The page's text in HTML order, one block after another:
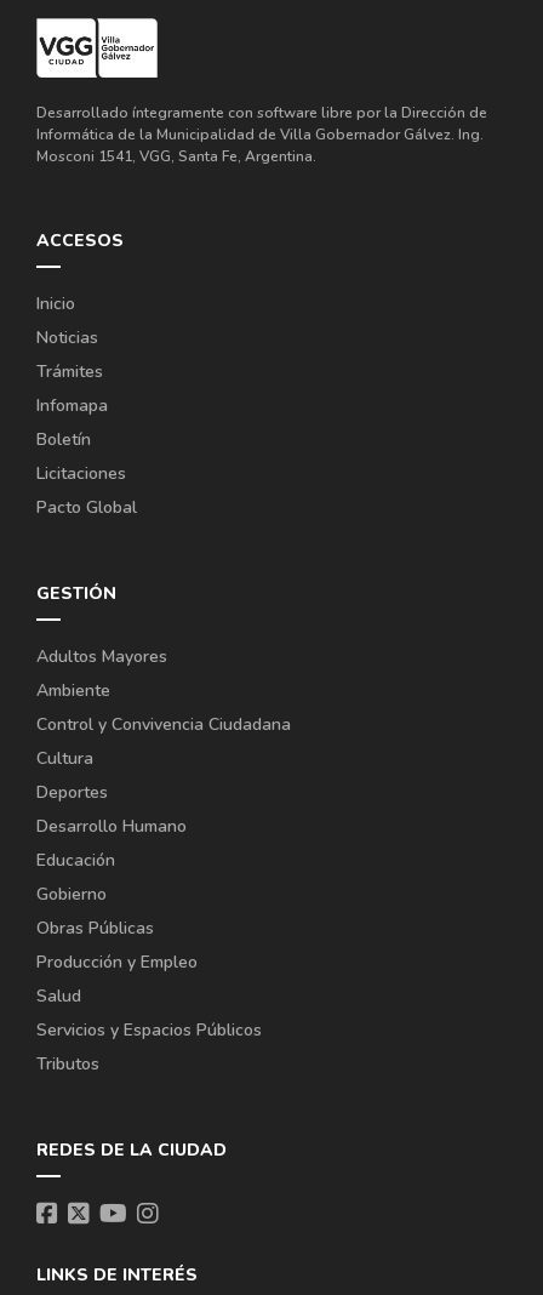
Desarrollado íntegramente con software libre por la Dirección de
Informática de la Municipalidad de Villa Gobernador Gálvez. Ing.
Mosconi 1541, VGG, Santa Fe, Argentina.
ACCESOS
Inicio
Noticias
Trámites
Infomapa
Boletín
Licitaciones
Pacto Global
GESTIÓN
Adultos Mayores
Ambiente
Control y Convivencia Ciudadana
Cultura
Deportes
Desarrollo Humano
Educación
Gobierno
Obras Públicas
Producción y Empleo
Salud
Servicios y Espacios Públicos
Tributos
REDES DE LA CIUDAD
LINKS DE INTERÉS